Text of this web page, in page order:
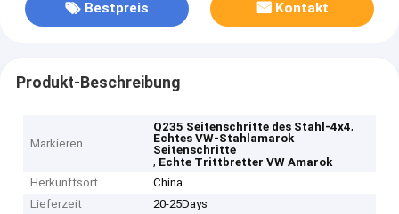
Bestpreis Kontakt
Produkt-Beschreibung
Markieren
Q235 Seitenschritte des Stahl-4x4,
Echtes VW-Stahlamarok
Seitenschritte
, Echte Trittbretter VW Amarok
Herkunftsort
China
Lieferzeit
20-25Days